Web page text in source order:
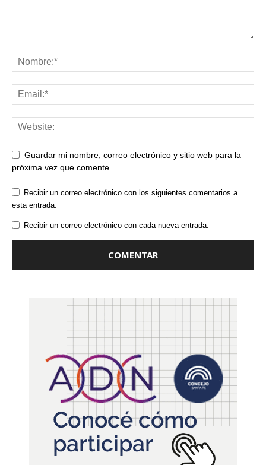
Guardar mi nombre, correo electrónico y sitio web para la
próxima vez que comente
Recibir un correo electrónico con los siguientes comentarios a
esta entrada.
Recibir un correo electrónico con cada nueva entrada.